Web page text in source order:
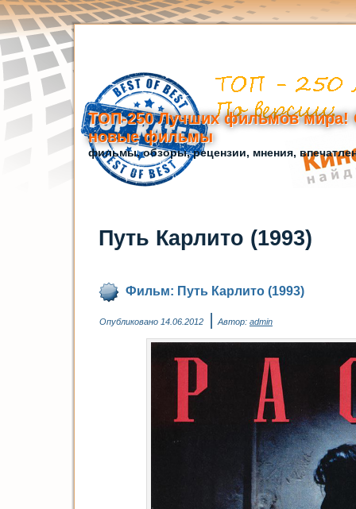
ТОП-250 Лучших фильмов мира!
новые фильмы
фильмы, обзоры, рецензии, мнения,
Путь Карлито (1993)
Фильм: Путь Карлито (1993)
Опубликовано 14.06.2012 |Автор: admin